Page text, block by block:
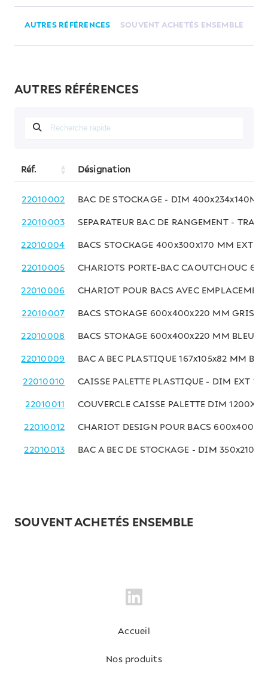
AUTRES RÉFÉRENCES SOUVENT ACHETÉS ENSEMBLE
AUTRES RÉFÉRENCES
Réf. Désignation
22010002 BAC DE STOCKAGE - DIM
22010003 SEPARATEUR BAC DE RANGEMENT -
22010004 BACS STOCKAGE 400x300x170 MM EXT
22010005 CHARIOTS PORTE-BAC CAOUTCHOUC
22010006 CHARIOT POUR BACS AVEC
22010007 BACS STOKAGE 600x400x220 MM GRIS
22010008 BACS STOKAGE 600x400x220 MM BLEU
22010009 BAC A BEC PLASTIQUE 167x105x82 MM
22010010 CAISSE PALETTE PLASTIQUE - DIM EXT
22010011 COUVERCLE CAISSE PALETTE DIM
22010012 CHARIOT DESIGN POUR BACS
22010013 BAC A BEC DE STOCKAGE - DIM
SOUVENT ACHETÉS ENSEMBLE
Accueil
Nos produits